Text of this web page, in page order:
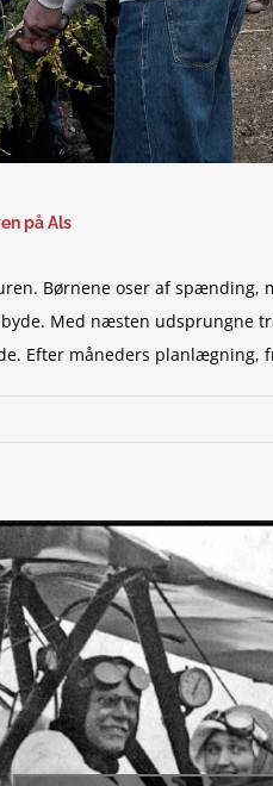
på Als
Børnene oser af spænding,
Med næsten udsprungne
Efter måneders planlægning,